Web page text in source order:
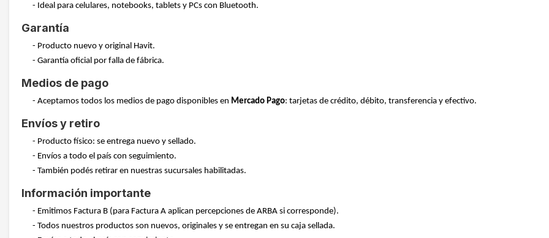
- Ideal para celulares, notebooks, tablets y PCs con Bluetooth.
Garantía
- Producto nuevo y original Havit.
- Garantía oficial por falla de fábrica.
Medios de pago
- Aceptamos todos los medios de pago disponibles en Mercado Pago: tarjetas de crédito, débito, transferencia y efectivo.
Envíos y retiro
- Producto físico: se entrega nuevo y sellado.
- Envíos a todo el país con seguimiento.
- También podés retirar en nuestras sucursales habilitadas.
Información importante
- Emitimos Factura B (para Factura A aplican percepciones de ARBA si corresponde).
- Todos nuestros productos son nuevos, originales y se entregan en su caja sellada.